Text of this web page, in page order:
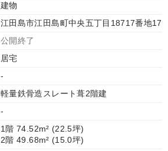
建物
江田島市江田島町中央五丁目18717番地17
公開終了
居宅
-
軽量鉄骨造スレート葺2階建
-
1階 74.52m² (22.5坪)
2階 49.68m² (15.0坪)